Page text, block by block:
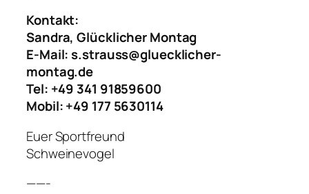
Kontakt:
Sandra, Glücklicher Montag
E-Mail: s.strauss@gluecklicher-
montag.de
Tel: +49 341 91859600
Mobil: +49 177 5630114
Euer Sportfreund
Schweinevogel
——-